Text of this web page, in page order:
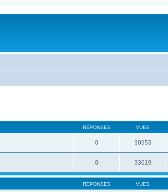
RÉPONSES VUES
0 30953
0 33619
RÉPONSES VUES